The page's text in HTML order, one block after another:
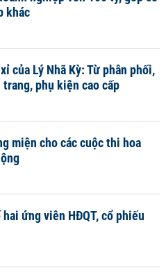
khác
của Lý Nhã Kỳ: Từ phân phối,
phụ kiện cao cấp
miện cho các cuộc thi hoa
ứng viên HĐQT, cổ phiếu